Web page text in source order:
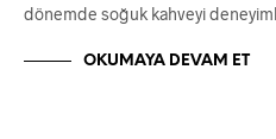
dönemde soğuk kahveyi
OKUMAYA DEVAM ET